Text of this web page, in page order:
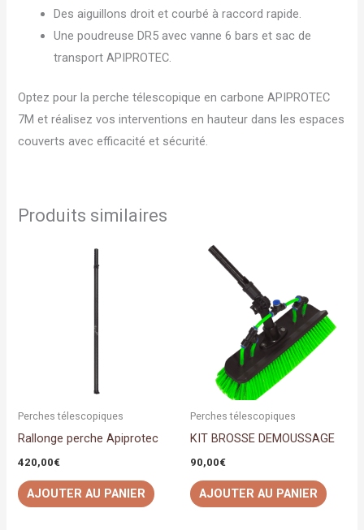
Des aiguillons droit et courbé à raccord rapide.
Une poudreuse DR5 avec vanne 6 bars et sac de
transport APIPROTEC.
Optez pour la perche télescopique en carbone APIPROTEC
7M et réalisez vos interventions en hauteur dans les espaces
couverts avec efficacité et sécurité.
Produits similaires
Perches télescopiques
Rallonge perche Apiprotec
420,00€
AJOUTER AU PANIER
Perches télescopiques
KIT BROSSE DEMOUSSAGE
90,00€
AJOUTER AU PANIER